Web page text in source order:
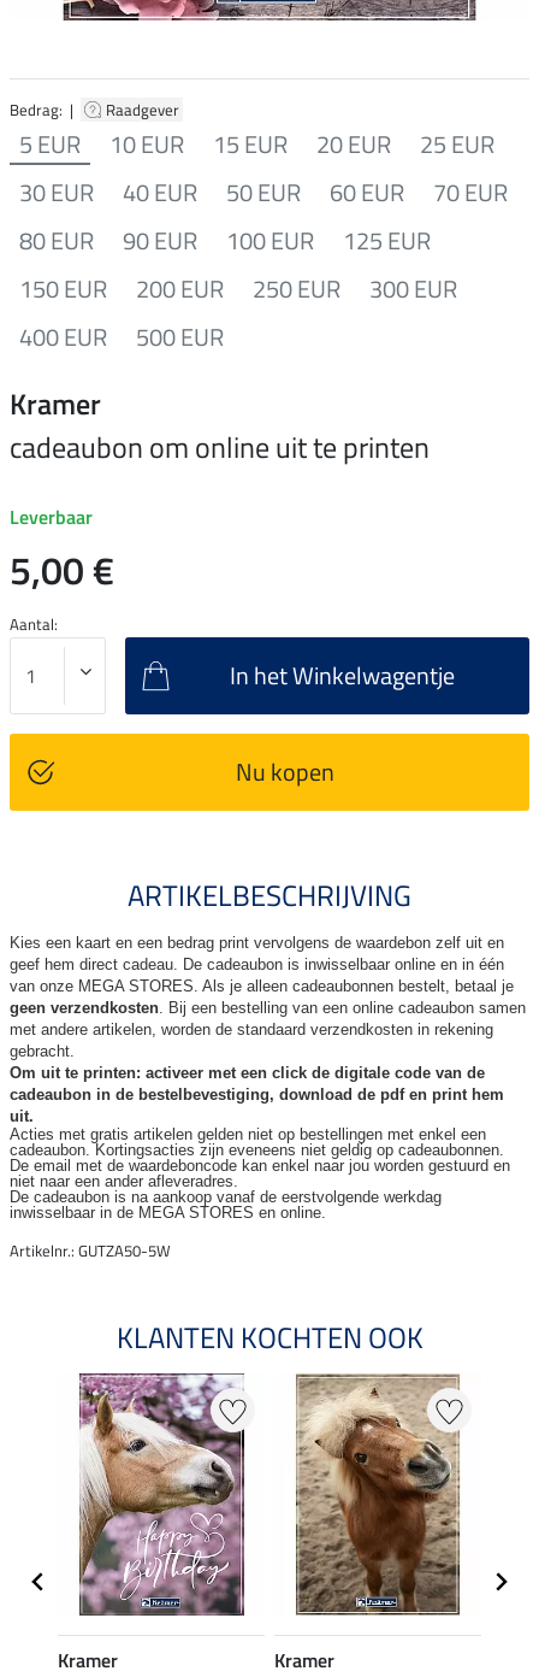
Bedrag: | Raadgever
5 EUR 10 EUR 15 EUR 20 EUR
25 EUR
30 EUR
40 EUR 50 EUR 60 EUR
70 EUR
80 EUR
90 EUR 100 EUR
125 EUR
150 EUR
200 EUR 250 EUR
300 EUR
400 EUR
500 EUR
Kramer
cadeaubon om online uit te printen
Leverbaar
5,00 €
Aantal:
In het Winkelwagentje
Nu kopen
ARTIKELBESCHRIJVING
Kies een kaart en een bedrag print vervolgens de waardebon zelf uit en
geef hem direct cadeau. De cadeaubon is inwisselbaar online en in één
van onze MEGA STORES. Als je alleen cadeaubonnen bestelt, betaal je
geen verzendkosten. Bij een bestelling van een online cadeaubon samen
met andere artikelen, worden de standaard verzendkosten in rekening
gebracht.
Om uit te printen: activeer met een click de digitale code van de
cadeaubon in de bestelbevestiging, download de pdf en print hem
uit.
Acties met gratis artikelen gelden niet op bestellingen met enkel een
cadeaubon. Kortingsacties zijn eveneens niet geldig op cadeaubonnen.
De email met de waardeboncode kan enkel naar jou worden gestuurd en
niet naar een ander afleveradres.
De cadeaubon is na aankoop vanaf de eerstvolgende werkdag
inwisselbaar in de MEGA STORES en online.
Artikelnr.: GUTZA50-5W
KLANTEN KOCHTEN OOK
Kramer
Kramer